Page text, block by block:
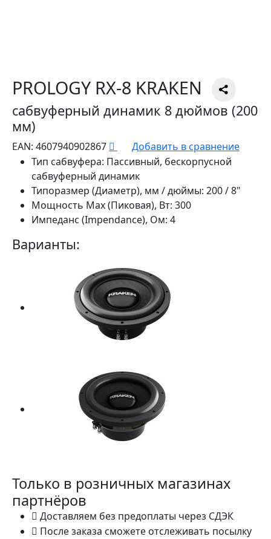
PROLOGY RX-8 KRAKEN
сабвуферный динамик 8 дюймов (200
мм)
EAN: 4607940902867
Добавить в сравнение
Тип сабвуфера: Пассивный, бескорпусной
сабвуферный динамик
Типоразмер (Диаметр), мм / дюймы: 200 / 8"
Мощность Max (Пиковая), Вт: 300
Импеданс (Impendance), Ом: 4
Варианты:
Только в розничных магазинах
партнёров
Доставляем без предоплаты через СДЭК
После заказа сможете отслеживать посылку